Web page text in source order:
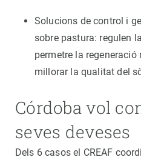
Solucions de control i
sobre pastura: regulen
permetre la
millorar la qualitat del
Córdoba vol
seves deveses
Dels 6 casos el CREAF